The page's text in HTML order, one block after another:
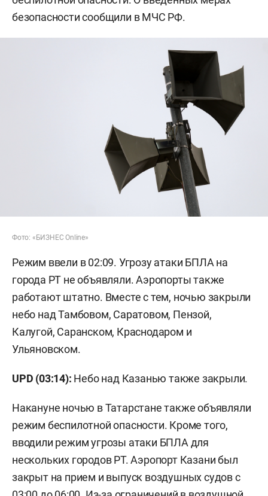
безопасности сообщили в МЧС РФ.
Фото: «БИЗНЕС Online»
Режим ввели в 02:09. Угрозу атаки БПЛА на
города РТ не объявляли. Аэропорты также
работают штатно. Вместе с тем, ночью закрыли
небо над Тамбовом, Саратовом, Пензой,
Калугой, Саранском, Краснодаром и
Ульяновском.
UPD (03:14): Небо над Казанью также закрыли.
Накануне ночью в Татарстане также объявляли
режим беспилотной опасности. Кроме того,
вводили режим угрозы атаки БПЛА для
нескольких городов РТ. Аэропорт Казани был
закрыт на прием и выпуск воздушных судов с